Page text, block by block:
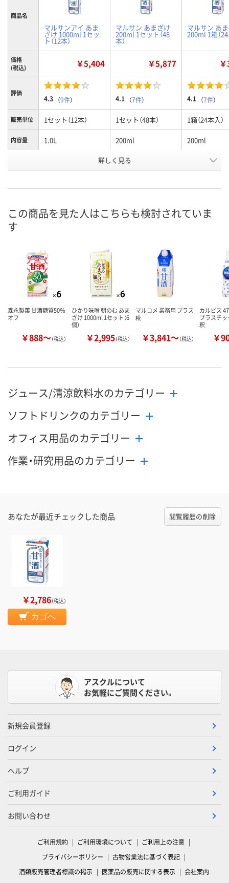
商品名
マルサンアイ あま
ざけ 1000ml 1セッ
ト（12本）
マルサン あまざけ
200ml 1セット（48
本）
マルサン あ
200ml 1箱（24
価格
(税込)
￥5,404 ￥5,877
評価
4.3 （9件） 4.1 （7件） 4.1 （7件）
販売単位 1セット（12本） 1セット（48本） 1箱（24本入）
内容量 1.0L 200ml 200ml
200
P437782 5604856 KE98325
在庫 3点 3点 6点
お届け日
数量
カゴへ カゴへ カ
詳しく見る
この商品を見た人はこちらも検討されていま
す
森永製菓 甘酒糖質50％
オフ
￥888～（税込）
ひかり味噌 朝のむ あま
ざけ 1000ml 1セット（6
個）
￥2,995（税込）
マルコメ 業務用 プラス
糀
￥3,841～（税込）
カルピス
プラスチ
釈
￥
ジュース/清涼飲料水のカテゴリー
ソフトドリンクのカテゴリー
オフィス用品のカテゴリー
作業・研究用品のカテゴリー
あなたが最近チェックした商品 閲覧履歴の削除
￥2,786（税込）
カゴへ
アスクルについて
お気軽にご質問ください。
新規会員登録
ログイン
ヘルプ
ご利用ガイド
お問い合わせ
ご利用規約 ご利用環境について
ご利用上の注意
プライバシーポリシー
古物営業法に基づく表記
酒類販売管理者標識の掲示
医薬品の販売に関する表示 会社案内